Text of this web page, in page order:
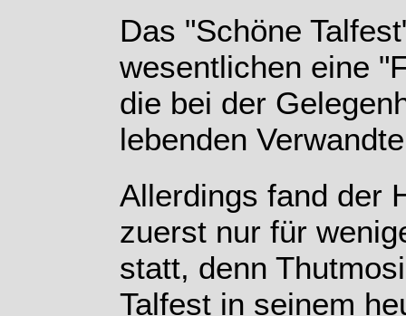
Das "Schöne
wesentlichen eine
die bei der
lebenden
Allerdings fand der
zuerst nur für
statt, denn
Talfest in seinem